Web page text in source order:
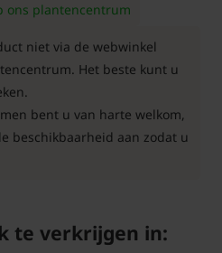
ons plantencentrum
niet via de webwinkel
Het beste kunt u
bent u van harte welkom,
beschikbaarheid aan zodat u
te verkrijgen in: